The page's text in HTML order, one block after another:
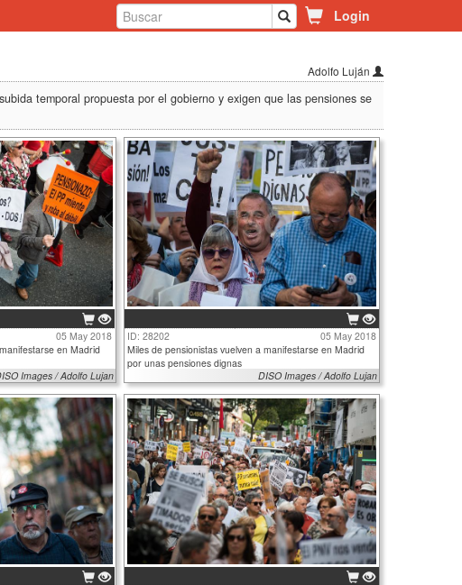
Login
Adolfo Luján
temporal propuesta por el gobierno y exigen que las pensiones se
05 May 2018
en Madrid
Images / Adolfo Lujan
ID: 28202
05 May 2018
Miles de pensionistas vuelven a manifestarse en Madrid
por unas pensiones dignas
DISO Images / Adolfo Lujan